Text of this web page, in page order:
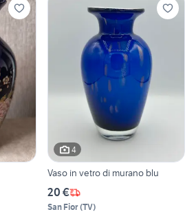
4
Vaso in vetro di murano blu
20 €
San Fior(TV)